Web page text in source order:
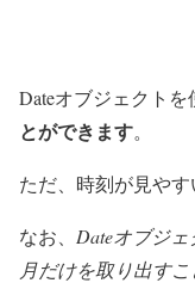
Dateオブジェクトを
とができます。
ただ、時刻が見やす
なお、 Dateオブジ
月だけを取り出す